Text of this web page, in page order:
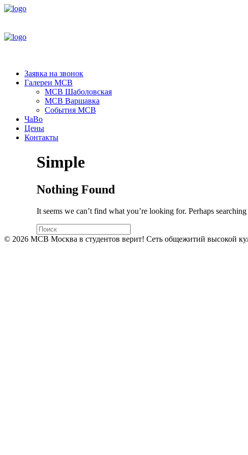
Заявка на звонок
Галереи МСВ
МСВ Шаболовская
МСВ Варшавка
События МСВ
ЧаВо
Цены
Контакты
Simple
Nothing Found
It seems we can’t find what you’re looking for. Perhaps
© 2026 МСВ Москва в студентов верит! Сеть общежитий высокой